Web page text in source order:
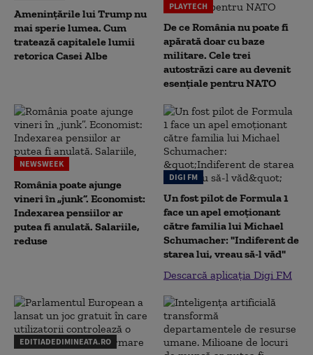
Amenințările lui Trump nu
mai sperie lumea. Cum
tratează capitalele lumii
retorica Casei Albe
PLAYTECH
De ce România nu poate fi
apărată doar cu baze
militare. Cele trei
autostrăzi care au devenit
esențiale pentru NATO
NEWSWEEK
România poate ajunge
vineri în „junk”. Economist:
Indexarea pensiilor ar
putea fi anulată. Salariile,
reduse
DIGI FM
Un fost pilot de Formula 1
face un apel emoționant
către familia lui Michael
Schumacher: "Indiferent de
starea lui, vreau să-l văd"
Descarcă aplicația Digi FM
EDITIADEDIMINEATA.RO